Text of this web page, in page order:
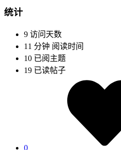
统计
9 访问天数
11 分钟 阅读时间
10 已阅主题
19 已读帖子
0